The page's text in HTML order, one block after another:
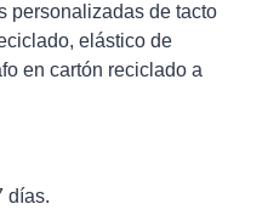
personalizadas de tacto
elástico de
en cartón reciclado a
días.